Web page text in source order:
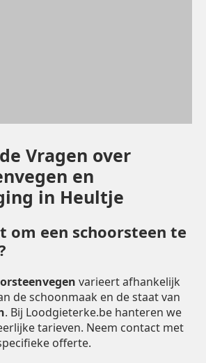
Vragen over
en
in Heultje
om een schoorsteen te
varieert afhankelijk
de schoonmaak en de staat van
. Bij Loodgieterke.be hanteren we
tarieven. Neem contact met
offerte.